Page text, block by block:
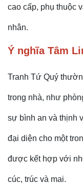
cao cấp, phụ thuộc
nhân.
Ý nghĩa Tâm
Tranh Tứ Quý
trong nhà, như
sự bình an và thịnh
đại diện cho một
được kết hợp với
cúc, trúc và mai.